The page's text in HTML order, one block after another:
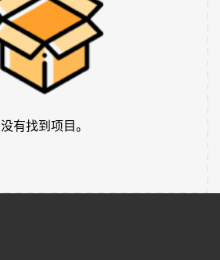
没有找到项目。